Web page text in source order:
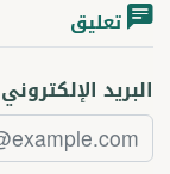
تعليق
البريد الإلكتروني